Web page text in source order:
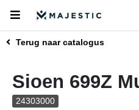
Terug naar catalogus
Sioen 699Z
24303000